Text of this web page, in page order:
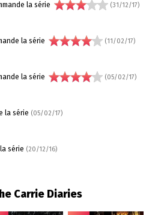
la série (31/12/17)
la série (11/02/17)
la série (05/02/17)
la série (05/02/17)
série (20/12/16)
Carrie Diaries